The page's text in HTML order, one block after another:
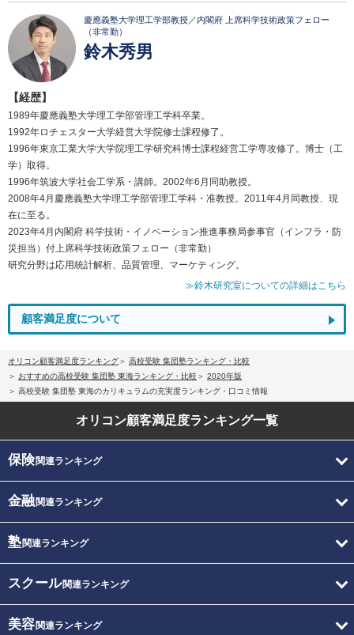
慶應義塾大学理工学部教授／内閣府 上席科学技術政策フェロー
（非常勤）
鈴木秀男
【経歴】
1989年慶應義塾大学理工学部管理工学科卒業。
1992年ロチェスター大学経営大学院修士課程修了。
1996年東京工業大学大学院理工学研究科博士課程経営工学専攻修了。博士（工
学）取得。
1996年筑波大学社会工学系・講師。2002年6月同助教授。
2008年4月慶應義塾大学理工学部管理工学科・准教授。2011年4月同教授、現
在に至る。
2023年4月内閣府 科学技術・イノベーション推進事務局参事官（インフラ・防
災担当）付上席科学技術政策フェロー（非常勤）
研究分野は応用統計解析、品質管理、マーケティング。
≫鈴木研究室についての詳細はこちら
顧客満足度について
オリコン顧客満足度ランキング
高校受験 集団塾ランキング・比較
おすすめの高校受験 集団塾 東海ランキング・比較
2020年版
高校受験 集団塾 東海のカリキュラムの充実度ランキング・口コミ情報
オリコン顧客満足度ランキング一覧
保険関連ランキング
金融関連ランキング
塾関連ランキング
スクール関連ランキング
美容関連ランキング